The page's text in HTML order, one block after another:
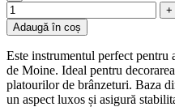
Adaugă în coș
Este instrumentul perfect pentru
de Moine. Ideal pentru
platourilor de brânzeturi. Baza
un aspect luxos și asigură